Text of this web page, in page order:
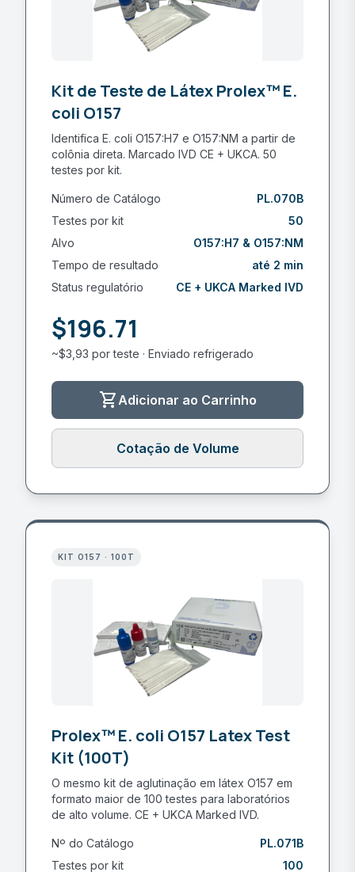
Kit de Teste de Látex Prolex™ E.
coli O157
Identifica E. coli O157:H7 e O157:NM a partir de
colônia direta. Marcado IVD CE + UKCA. 50
testes por kit.
Número de Catálogo
PL.070B
Testes por kit
50
Alvo
O157:H7 & O157:NM
Tempo de resultado
até 2 min
Status regulatório
CE + UKCA Marked IVD
$196.71
~$3,93 por teste · Enviado refrigerado
shopping_cartAdicionar ao Carrinho
Cotação de Volume
KIT O157 · 100T
Prolex™ E. coli O157 Latex Test
Kit (100T)
O mesmo kit de aglutinação em látex O157 em
formato maior de 100 testes para laboratórios
de alto volume. CE + UKCA Marked IVD.
Nº do Catálogo
PL.071B
Testes por kit
100